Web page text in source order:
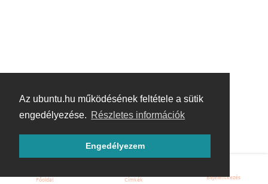
Az ubuntu.hu működésének feltétele a sütik
engedélyezése. Részletes információk
Engedélyezem
Főoldal Címkék Bejelentkezés